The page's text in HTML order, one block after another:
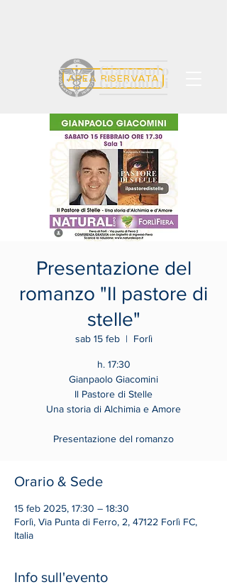
AREA RISERVATA
Gianpaolo
Giacomini
Presentazione del
romanzo "Il pastore di
stelle"
sab 15 feb
  |
Forlì
h. 17:30
Gianpaolo Giacomini
Il Pastore di Stelle
Una storia di Alchimia e Amore
Presentazione del romanzo
Orario & Sede
15 feb 2025, 17:30 – 18:30
Forlì, Via Punta di Ferro, 2, 47122 Forlì FC,
Italia
Info sull'evento